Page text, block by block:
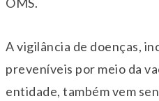
A vigilância de doenças,
preveníveis por meio da
entidade, também vem